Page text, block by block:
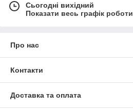
Сьогодні вихідний
Показати весь графік роботи
Про нас
Контакти
Доставка та оплата